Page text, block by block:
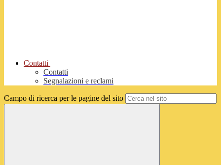
Contatti
Contatti
Segnalazioni e reclami
Campo di ricerca per le pagine del sito